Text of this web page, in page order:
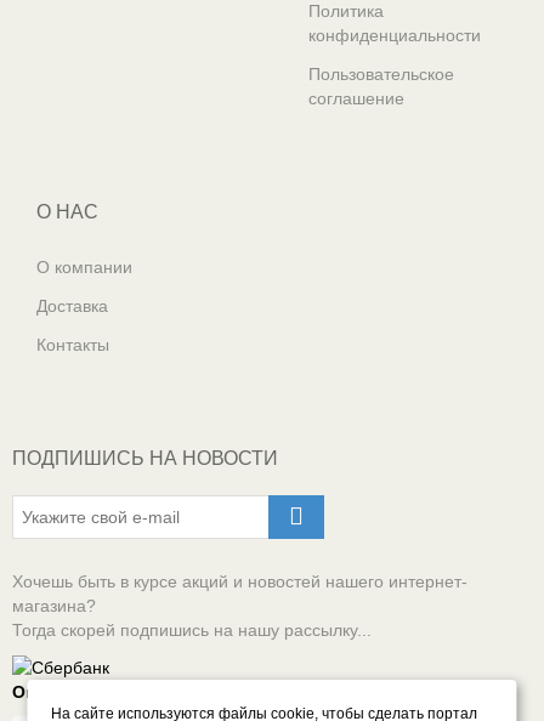
Политика
конфиденциальности
Пользовательское
соглашение
О НАС
О компании
Доставка
Контакты
ПОДПИШИСЬ НА НОВОСТИ
Хочешь быть в курсе акций и новостей нашего интернет-
магазина?
Тогда скорей подпишись на нашу рассылку...
Оплачивай онлайн безопасно
На сайте используются файлы cookie, чтобы сделать портал